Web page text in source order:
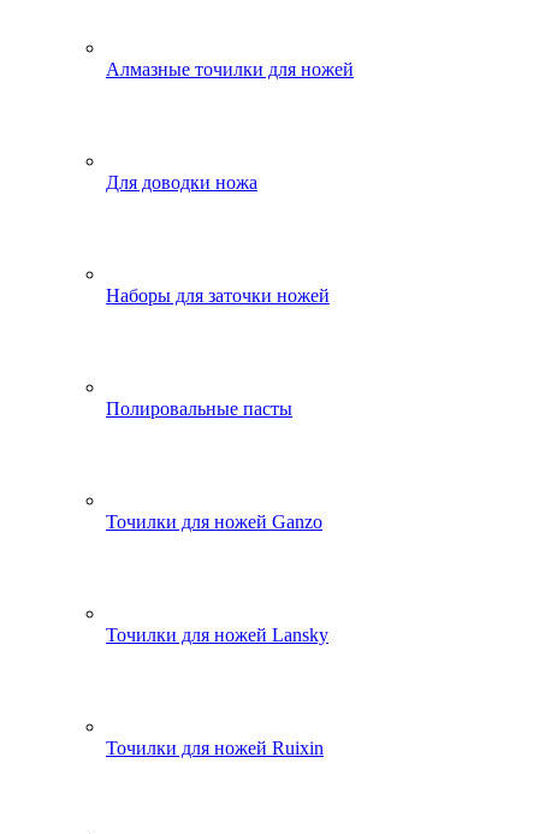
Алмазные точилки для ножей
Для доводки ножа
Наборы для заточки ножей
Полировальные пасты
Точилки для ножей Ganzo
Точилки для ножей Lansky
Точилки для ножей Ruixin